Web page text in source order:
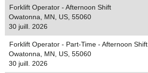
Forklift Operator - Afternoon Shift
Owatonna, MN, US, 55060
30 juill. 2026
Forklift Operator - Part-Time - Afternoon Shift
Owatonna, MN, US, 55060
30 juill. 2026